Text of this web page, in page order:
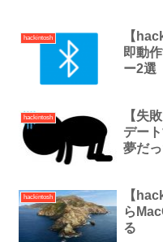
hackintosh
【
即動
ー2選
hackintosh
【失
デー
夢だ
hackintosh
【
ら
る